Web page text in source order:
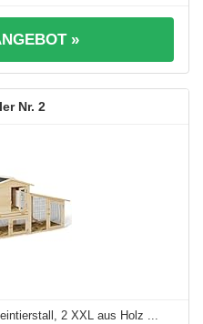
»
2
2 XXL aus Holz ...